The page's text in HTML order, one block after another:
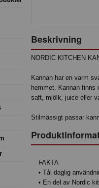
Beskrivning
NORDIC KITCHEN
Kannan har en varm
hemmet. Kannan
saft, mjölk, juice eller
Stilmässigt passar
FAKTA
• Tål daglig
• En del av Nordic